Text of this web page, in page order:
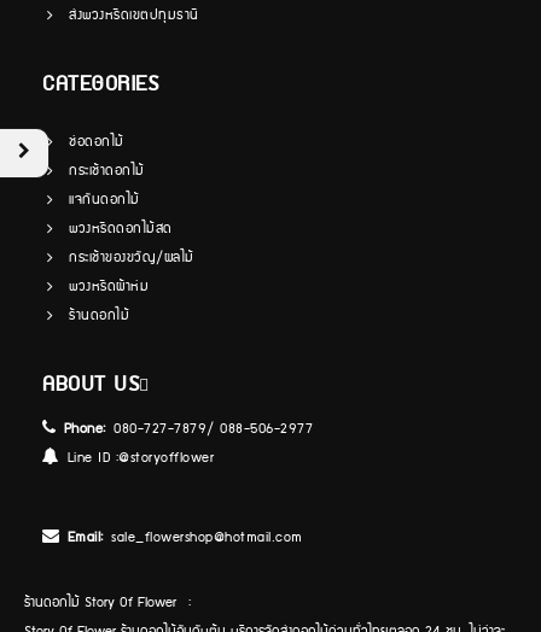
ส่งพวงหรีดเขตปทุมธานี
CATEGORIES
ช่อดอกไม้
กระเช้าดอกไม้
แจกันดอกไม้
พวงหรีดดอกไม้สด
กระเช้าของขวัญ/ผลไม้
พวงหรีดผ้าห่ม
ร้านดอกไม้
ABOUT US
Phone:080-727-7879/ 088-506-2977
Line ID :@storyofflower
Email: sale_flowershop@hotmail.com
ร้านดอกไม้ Story Of Flower :